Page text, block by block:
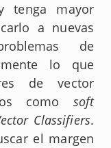
tenga mayor
a nuevas
de
lo que
de vector
como soft
Classifiers.
el margen